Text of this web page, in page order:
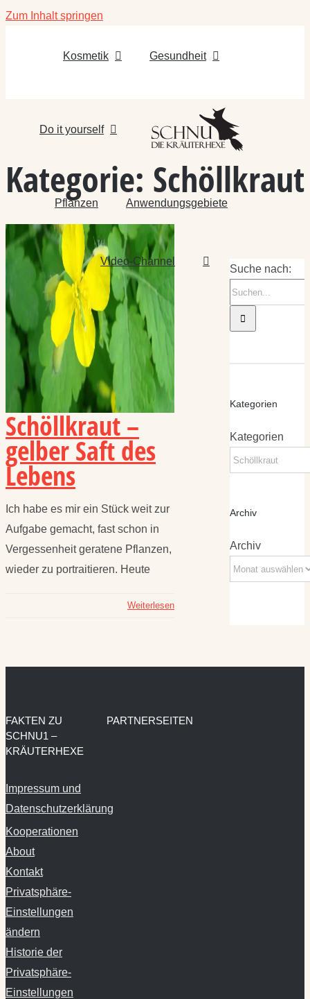
Zum Inhalt springen
Kosmetik Gesundheit
Do it yourself
Pflanzen Anwendungsgebiete
Video-Channel
Kategorie: Schöllkraut
Schöllkraut –
gelber Saft des
Lebens
Ich habe es mir ein Stück weit zur
Aufgabe gemacht, fast schon in
Vergessenheit geratene Pflanzen,
wieder zu portraitieren. Heute
Weiterlesen
Suche nach:
Kategorien
Kategorien
Archiv
Archiv
FAKTEN ZU
SCHNU1 –
KRÄUTERHEXE
Impressum und
Datenschutzerklärung
Kooperationen
About
Kontakt
Privatsphäre-
Einstellungen
ändern
Historie der
Privatsphäre-
Einstellungen
PARTNERSEITEN